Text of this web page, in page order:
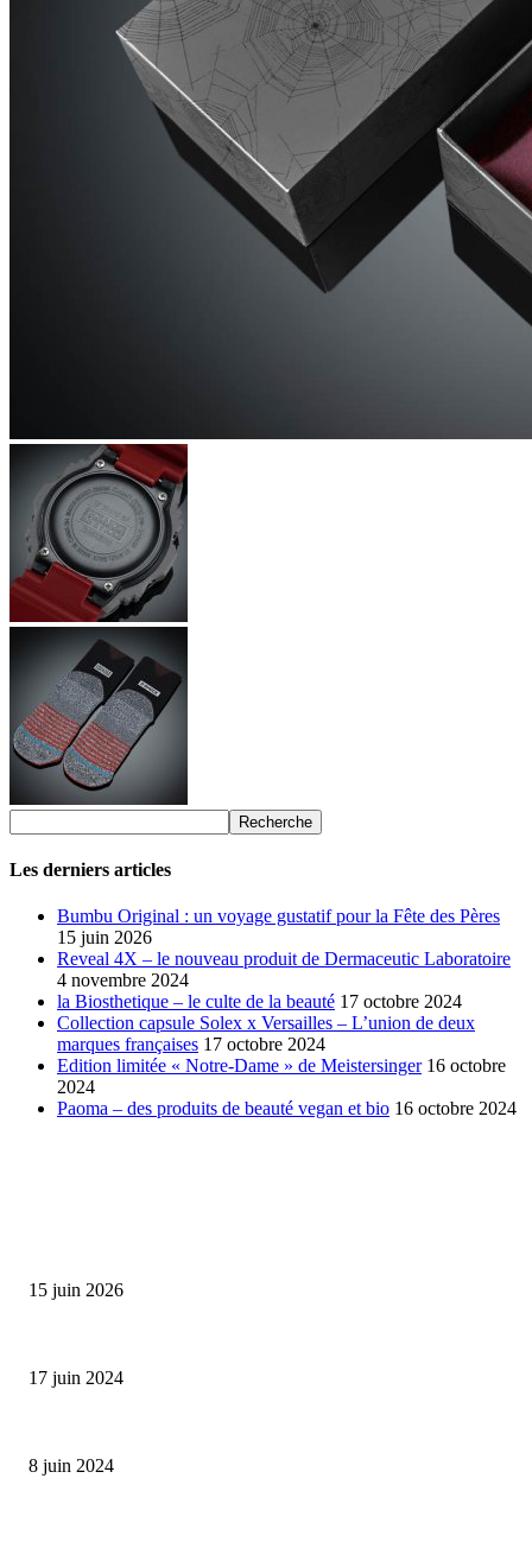
Les derniers articles
Bumbu Original : un voyage gustatif pour la Fête des Pères
15 juin 2026
Reveal 4X – le nouveau produit de Dermaceutic Laboratoire
4 novembre 2024
la Biosthetique – le culte de la beauté 17 octobre 2024
Collection capsule Solex x Versailles – L’union de deux
marques françaises 17 octobre 2024
Edition limitée « Notre-Dame » de Meistersinger 16 octobre
2024
Paoma – des produits de beauté vegan et bio 16 octobre 2024
15 juin 2026
17 juin 2024
8 juin 2024